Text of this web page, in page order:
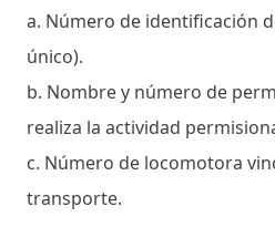
a. Número de identificación
único).
b. Nombre y número de
realiza la actividad
c. Número de locomotora
transporte.